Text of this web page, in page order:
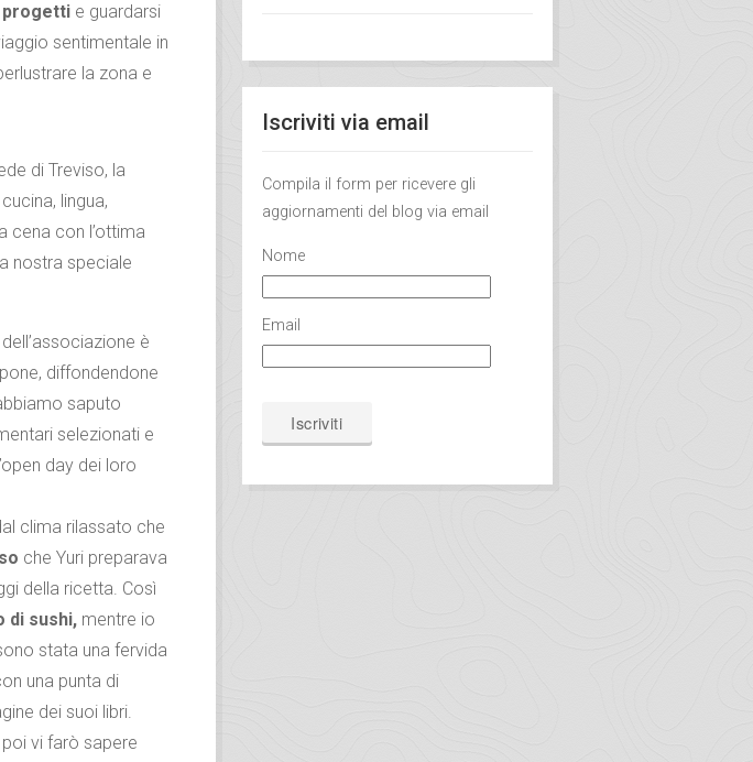
progetti e guardarsi
sentimentale in
la zona e
di Treviso, la
lingua,
cena con l’ottima
nostra speciale
è
diffondendone
saputo
selezionati e
day dei loro
clima rilassato che
che Yuri preparava
della ricetta. Così
di sushi, mentre io
stata una fervida
una punta di
dei suoi libri.
vi farò sapere
Iscriviti via email
Compila il form per ricevere gli
aggiornamenti del blog via email
Nome
Email